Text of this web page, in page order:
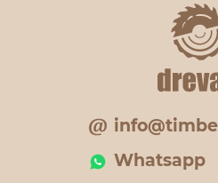
Whatsapp